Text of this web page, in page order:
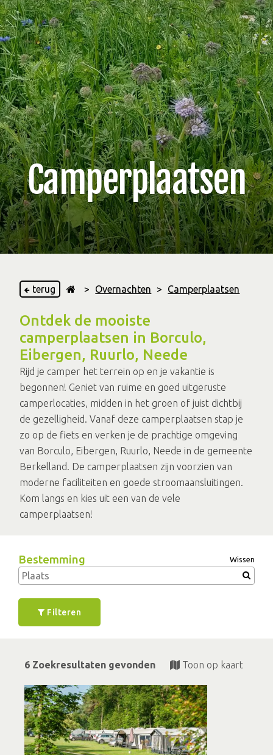
Camperplaatsen
terug > Overnachten > Camperplaatsen
Ontdek de mooiste
camperplaatsen in Borculo,
Eibergen, Ruurlo, Neede
Rijd je camper het terrein op en je vakantie is
begonnen! Geniet van ruime en goed uitgeruste
camperlocaties, midden in het groen of juist dichtbij
de gezelligheid. Vanaf deze camperplaatsen stap je
zo op de fiets en verken je de prachtige omgeving
van Borculo, Eibergen, Ruurlo, Neede in de gemeente
Berkelland. De camperplaatsen zijn voorzien van
moderne faciliteiten en goede stroomaansluitingen.
Kom langs en kies uit een van de vele
camperplaatsen!
Bestemming Wissen
Filteren
6 Zoekresultaten gevonden Toon op kaart